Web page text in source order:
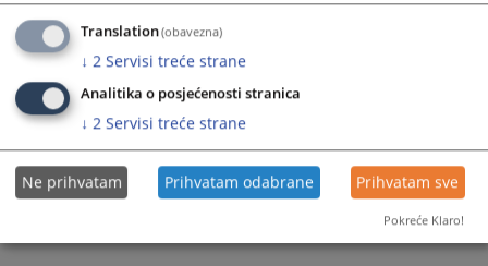
Translation(obavezna)
↓ 2 Servisi treće strane
Analitika o posjećenosti stranica
↓ 2 Servisi treće strane
Ne prihvatam Prihvatam odabrane Prihvatam sve
Pokreće Klaro!